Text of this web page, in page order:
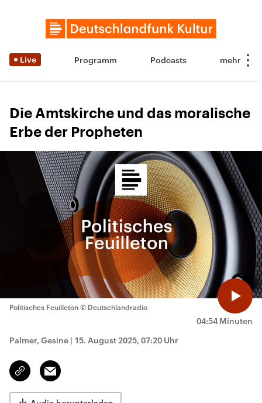
Live Programm Podcasts
Die Amtskirche und das moralische
Erbe der Propheten
04:54 Minuten
Politisches Feuilleton © Deutschlandradio
Palmer, Gesine | 15. August 2025, 07:20 Uhr
Link
kopieren/teilen
Email